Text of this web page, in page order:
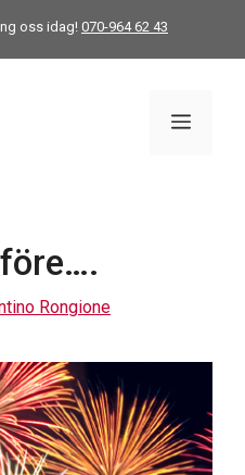
oss idag! 070-964 62 43
Meny
Rongione